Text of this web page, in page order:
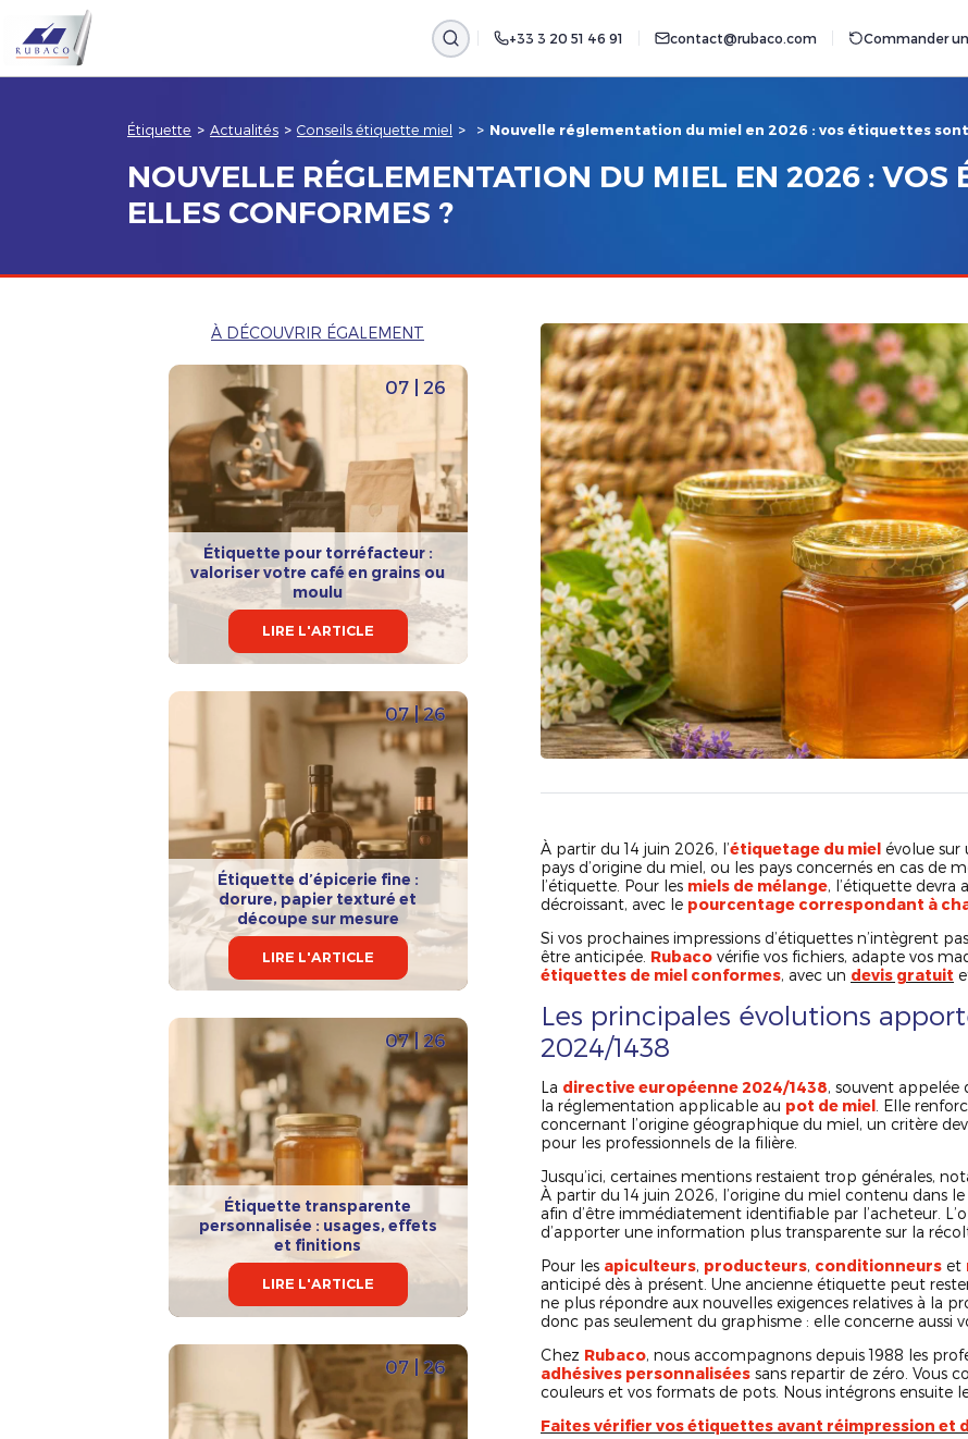
+33 3 20 51 46 91 contact@rubaco.com Commander
Étiquette > Actualités > Conseils étiquette miel > > Nouvelle réglementation du miel en 2026 : vos étiquettes
NOUVELLE RÉGLEMENTATION DU MIEL EN 2026 : VOS
ELLES CONFORMES ?
À DÉCOUVRIR ÉGALEMENT
07 | 26
Étiquette pour torréfacteur :
valoriser votre café en grains ou
moulu
LIRE L'ARTICLE
07 | 26
Étiquette d’épicerie fine :
dorure, papier texturé et
découpe sur mesure
LIRE L'ARTICLE
07 | 26
Étiquette transparente
personnalisée : usages, effets
et finitions
LIRE L'ARTICLE
07 | 26
À partir du 14 juin 2026, l’étiquetage du miel évolue sur
pays d’origine du miel, ou les pays concernés en cas de
l’étiquette. Pour les miels de mélange, l’étiquette devra
décroissant, avec le pourcentage correspondant à
Si vos prochaines impressions d’étiquettes n’intègrent
être anticipée. Rubaco vérifie vos fichiers, adapte vos
étiquettes de miel conformes, avec un devis gratuit
Les principales évolutions
2024/1438
La directive européenne 2024/1438, souvent appelée
la réglementation applicable au pot de miel . Elle
concernant l’origine géographique du miel, un critère
pour les professionnels de la filière.
Jusqu’ici, certaines mentions restaient trop générales,
À partir du 14 juin 2026, l’origine du miel contenu dans
afin d’être immédiatement identifiable par l’acheteur.
d’apporter une information plus transparente sur la
Pour les apiculteurs, producteurs, conditionneurs et
anticipé dès à présent. Une ancienne étiquette peut
ne plus répondre aux nouvelles exigences relatives à la
donc pas seulement du graphisme : elle concerne aussi
Chez Rubaco, nous accompagnons depuis 1988 les
adhésives personnalisées sans repartir de zéro. Vous
couleurs et vos formats de pots. Nous intégrons ensuite
Faites vérifier vos étiquettes avant réimpression et